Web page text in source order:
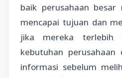
baik perusahaan besar
mencapai tujuan dan
jika mereka terlebih
kebutuhan perusahaan
informasi sebelum